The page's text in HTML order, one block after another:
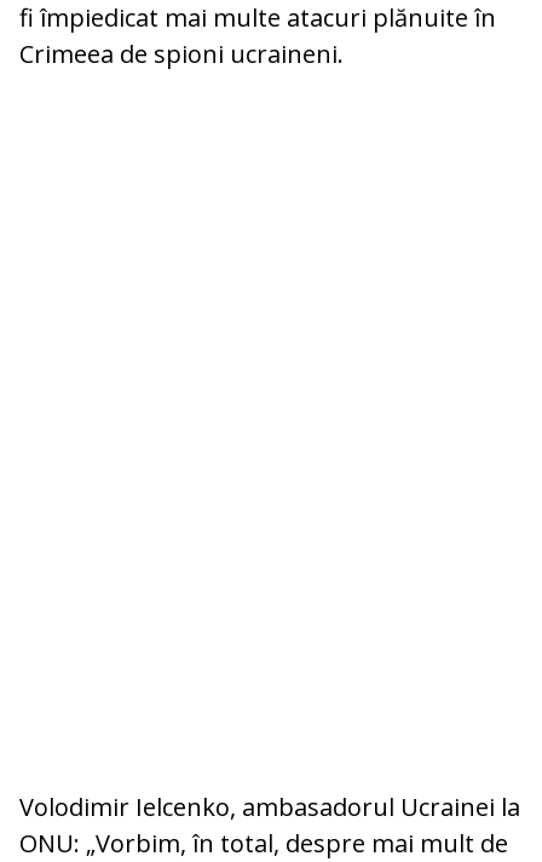
fi împiedicat mai multe atacuri plănuite în
Crimeea de spioni ucraineni.
Volodimir Ielcenko, ambasadorul Ucrainei la
ONU: „Vorbim, în total, despre mai mult de